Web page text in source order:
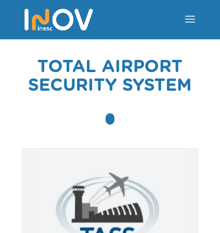
TOTAL AIRPORT
SECURITY SYSTEM